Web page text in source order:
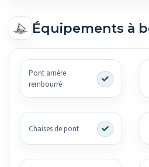
Équipements à
Pont arrière
rembourré
Chaises de pont